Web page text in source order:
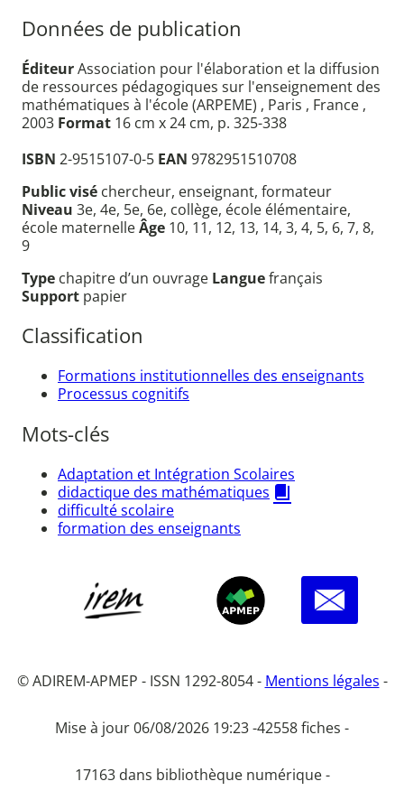
Données de publication
ÉditeurAssociation pour l'élaboration et la diffusion
de ressources pédagogiques sur l'enseignement des
mathématiques à l'école (ARPEME) , Paris , France ,
2003 Format 16 cm x 24 cm, p. 325-338
ISBN 2-9515107-0-5 EAN 9782951510708
Public visé chercheur, enseignant, formateur
Niveau 3e, 4e, 5e, 6e, collège, école élémentaire,
école maternelleÂge 10, 11, 12, 13, 14, 3, 4, 5, 6, 7, 8,
9
Type chapitre d’un ouvrage Languefrançais
Support papier
Classification
Formations institutionnelles des enseignants
Processus cognitifs
Mots-clés
Adaptation et Intégration Scolaires
didactique des mathématiques
difficulté scolaire
formation des enseignants
© ADIREM-APMEP - ISSN 1292-8054 - Mentions légales -
Mise à jour 06/08/2026 19:23 -42558 fiches -
17163 dans bibliothèque numérique -